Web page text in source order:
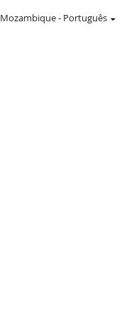
Mozambique- Português